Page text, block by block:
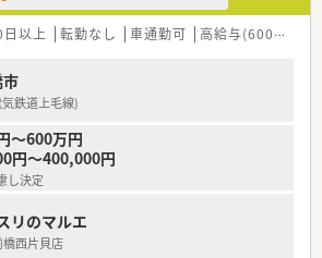
ルシアHDGに参画、今後も成長し続ける群馬県
です。
で調剤併設率は47%！
して店舗展開をされており、
てのキャリアを目指したい方は必見！
る場がございます♪
向上のため、処方せん送信アプリの導入済み！
Musubiを導入♪
以上 転勤なし 車通勤可 高給与(600万円以上)
鉄道上毛線)
～600万円
円～400,000円
し決定
リのマルエ
西片貝店